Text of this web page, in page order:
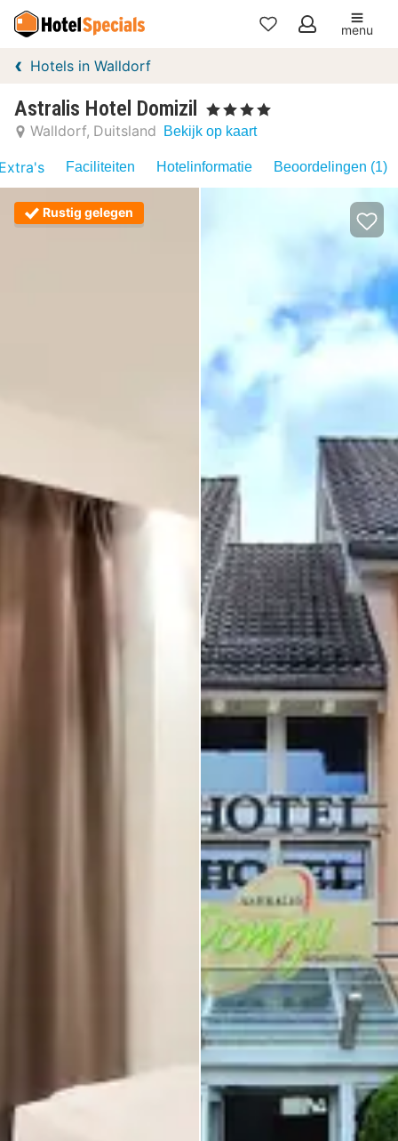
Mijn
menu
Hotels in Walldorf
Astralis Hotel Domizil , 4 Sterren
Walldorf Duitsland Bekijk op kaart
Faciliteiten Hotelinformatie Beoordelingen (1)
Rustig gelegen